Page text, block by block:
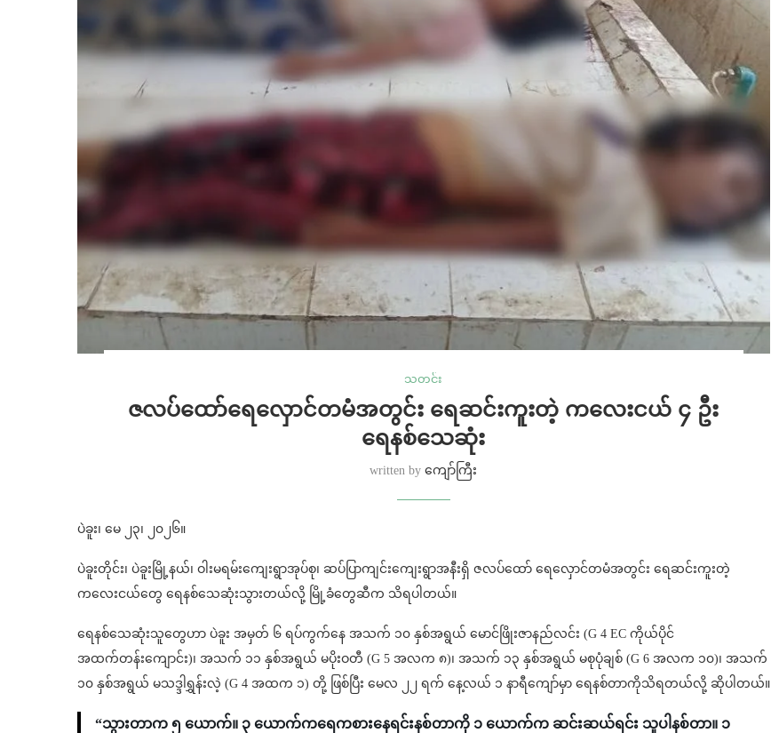
သတင်း
ဇလပ်ထော်ရေလှောင်တမံအတွင်း ရေဆင်းကူးတဲ့ ကလေးငယ် ၄ ဦး
ရေနစ်သေဆုံး
written byကျော်ကြီး
ပဲခူး၊ မေ ၂၃၊ ၂၀၂၆။
ပဲခူးတိုင်း၊ ပဲခူးမြို့နယ်၊ ဝါးမရမ်းကျေးရွာအုပ်စု၊ ဆပ်ပြာကျင်းကျေးရွာအနီးရှိ ဇလပ်ထော် ရေလှောင်တမံအတွင်း ရေဆင်းကူးတဲ့
ကလေးငယ်တွေ ရေနစ်‌သေဆုံးသွားတယ်လို့ မြို့ခံတွေဆီက သိရပါတယ်။
ရေနစ်သေဆုံးသူတွေဟာ ပဲခူး အမှတ် ၆ ရပ်ကွက်နေ အသက် ၁၀ နှစ်အရွယ် မောင်ဖြိုးဇာနည်လင်း (G 4 EC ကိုယ်ပိုင်
အထက်တန်းကျောင်း)၊ အသက် ၁၁ နှစ်အရွယ် မပိုးဝတီ (G 5 အလက ၈)၊ အသက် ၁၃ နှစ်အရွယ် မစုပုံချစ် (G 6 အလက ၁၀)၊ အသက်
၁၀ နှစ်အရွယ် မသဒ္ဒါရွှန်းလဲ့ (G 4 အထက ၁) တို့ ဖြစ်ပြီး မေလ ၂၂ ရက် နေ့လယ် ၁ နာရီကျော်မှာ ရေနစ်တာကိုသိရတယ်လို့ ဆိုပါတယ်။
“သွားတာက ၅ ယောက်။ ၃ ယောက်ကရေကစားနေရင်းနစ်တာကို ၁ ယောက်က ဆင်းဆယ်ရင်း သူပါနစ်တာ။ ၁